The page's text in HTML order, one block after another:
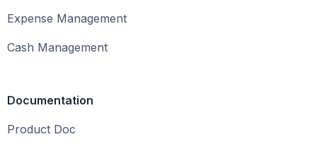
Expense Management
Cash Management
Documentation
Product Doc